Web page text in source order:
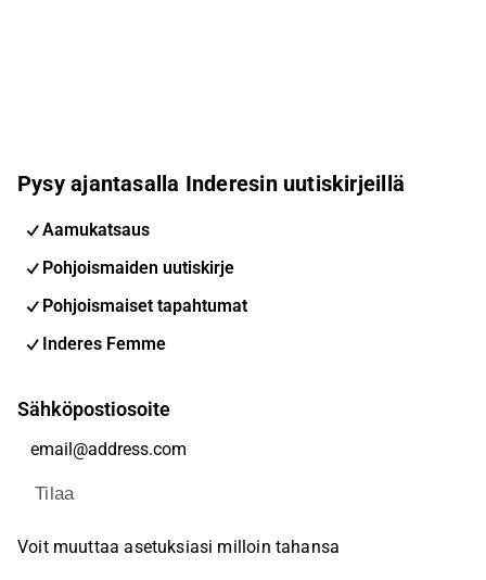
Pysy ajantasalla Inderesin uutiskirjeillä
Aamukatsaus
Pohjoismaiden uutiskirje
Pohjoismaiset tapahtumat
Inderes Femme
Sähköpostiosoite
Tilaa
Voit muuttaa asetuksiasi milloin tahansa